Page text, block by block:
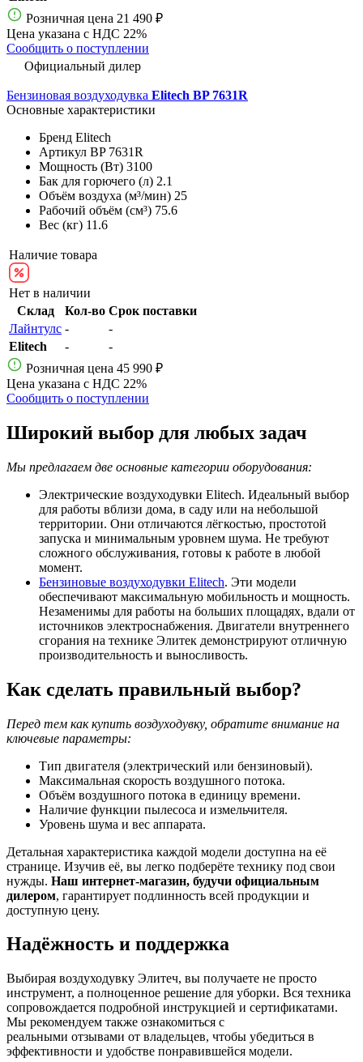
Розничная цена 21 490 ₽
Цена указана с НДС 22%
Сообщить о поступлении
Официальный дилер
Бензиновая воздуходувка Elitech BP 7631R
Основные характеристики
Бренд Elitech
Артикул BP 7631R
Мощность (Вт) 3100
Бак для горючего (л) 2.1
Объём воздуха (м³/мин) 25
Рабочий объём (см³) 75.6
Вес (кг) 11.6
Наличие товара
Нет в наличии
Склад
Кол-во Срок поставки
Лайнтулс -
-
Elitech
-
-
Розничная цена 45 990 ₽
Цена указана с НДС 22%
Сообщить о поступлении
Широкий выбор для любых задач
Мы предлагаем две основные категории оборудования:
Электрические воздуходувки Elitech. Идеальный выбор
для работы вблизи дома, в саду или на небольшой
территории. Они отличаются лёгкостью, простотой
запуска и минимальным уровнем шума. Не требуют
сложного обслуживания, готовы к работе в любой
момент.
Бензиновые воздуходувки Elitech. Эти модели
обеспечивают максимальную мобильность и мощность.
Незаменимы для работы на больших площадях, вдали от
источников электроснабжения. Двигатели внутреннего
сгорания на технике Элитек демонстрируют отличную
производительность и выносливость.
Как сделать правильный выбор?
Перед тем как купить воздуходувку, обратите внимание на
ключевые параметры:
Тип двигателя (электрический или бензиновый).
Максимальная скорость воздушного потока.
Объём воздушного потока в единицу времени.
Наличие функции пылесоса и измельчителя.
Уровень шума и вес аппарата.
Детальная характеристика каждой модели доступна на её
странице. Изучив её, вы легко подберёте технику под свои
нужды. Наш интернет-магазин, будучи официальным
дилером, гарантирует подлинность всей продукции и
доступную цену.
Надёжность и поддержка
Выбирая воздуходувку Элитеч, вы получаете не просто
инструмент, а полноценное решение для уборки. Вся техника
сопровождается подробной инструкцией и сертификатами.
Мы рекомендуем также ознакомиться с
реальными отзывами от владельцев, чтобы убедиться в
эффективности и удобстве понравившейся модели.